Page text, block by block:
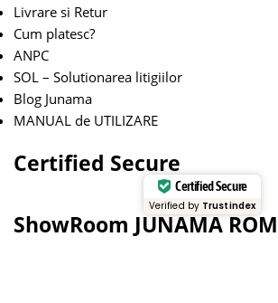
Livrare si Retur
Cum platesc?
ANPC
SOL – Solutionarea litigiilor
Blog Junama
MANUAL de UTILIZARE
Certified Secure
Certified Secure
Verified by Trustindex
ShowRoom JUNAMA